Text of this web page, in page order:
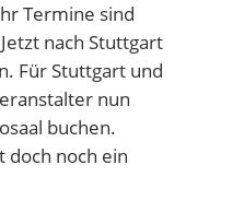
Termine sind
nach Stuttgart
Für Stuttgart und
nun
buchen.
doch noch ein